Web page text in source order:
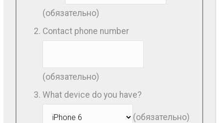
(обязательно)
Contact phone number
(обязательно)
What device do you have?
(обязательно)